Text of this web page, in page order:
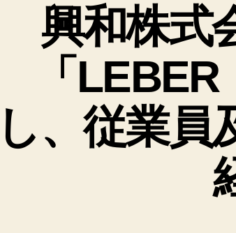
興和株式
「
し、従業員